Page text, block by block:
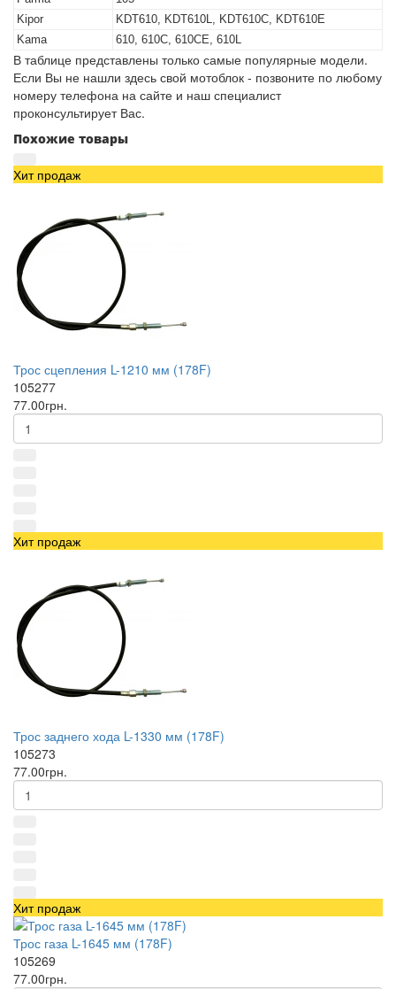
Kipor
KDT610, KDT610L, KDT610C, KDT610E
Kama
610, 610C, 610CE, 610L
В таблице представлены только самые популярные модели.
Если Вы не нашли здесь свой мотоблок - позвоните по любому
номеру телефона на сайте и наш специалист
проконсультирует Вас.
Похожие товары
Хит продаж
Трос сцепления L-1210 мм (178F)
105277
77.00грн.
Хит продаж
Трос заднего хода L-1330 мм (178F)
105273
77.00грн.
Хит продаж
Трос газа L-1645 мм (178F)
105269
77.00грн.